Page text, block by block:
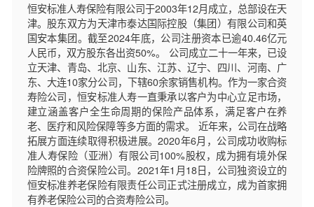
恒安标准人寿保险有限公司于2003年12月成立，总部设在天
津。股东双方为天津市泰达国际控股（集团）有限公司和英
国安本集团。截至2024年底，公司注册资本已逾40.46亿元
人民币，双方股东各出资50%。 公司成立二十一年来，已设
立天津、青岛、北京、山东、江苏、辽宁、四川、河南、广
东、大连10家分公司，下辖60余家销售机构。作为一家合资
寿险公司，恒安标准人寿一直秉承以客户为中心立足市场，
建立涵盖客户全生命周期的保险产品体系，满足客户在养
老、医疗和风险保障等多方面的需求。 近年来，公司在战略
拓展方面连续取得积极进展。2020年6月，公司成功收购标
准人寿保险（亚洲）有限公司100%股权，成为拥有境外保
险牌照的合资保险公司。2021年1月18日，公司独资设立的
恒安标准养老保险有限责任公司正式注册成立，成为首家拥
有养老保险公司的合资寿险公司。